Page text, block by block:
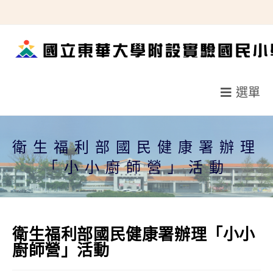
轉
選單
衛生福利部國民健康署辦理
「小小廚師營」活動
衛生福利部國民健康署辦理「小小
廚師營」活動